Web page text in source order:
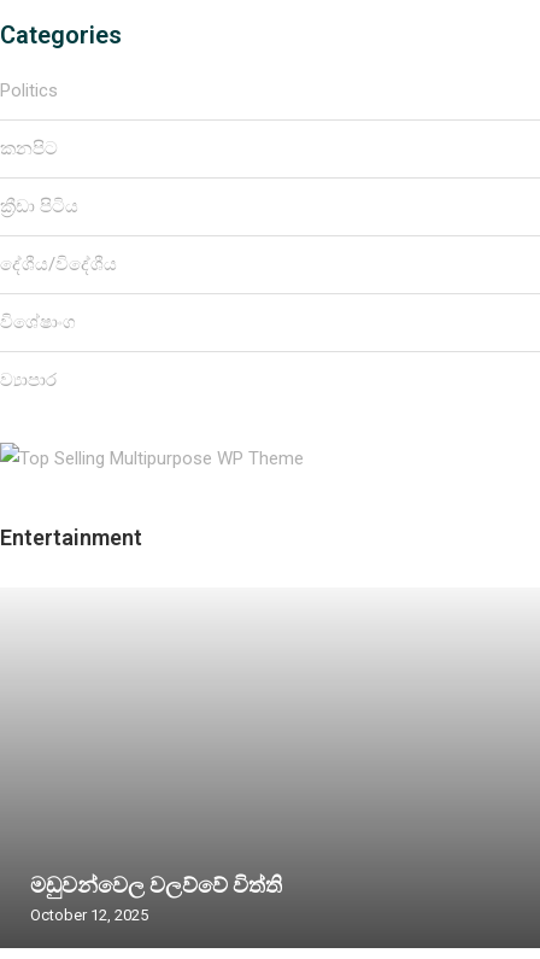
Categories
Politics
කනපිට
ක්‍රීඩා පිටිය
දේශීය/විදේශීය
විශේෂාංග
ව්‍යාපාර
Entertainment
මඩුවන්වෙල වලව්වේ විත්ති
October 12, 2025